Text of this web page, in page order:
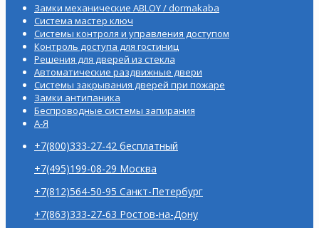
Замки механические ABLOY / dormakaba
Система мастер ключ
Системы контроля и управления доступом
Контроль доступа для гостиниц
Решения для дверей из стекла
Автоматические раздвижные двери
Системы закрывания дверей при пожаре
Замки антипаника
Беспроводные системы запирания
А-Я
+7(800)333-27-42 бесплатный
+7(495)199-08-29 Москва
+7(812)564-50-95 Санкт-Петербург
+7(863)333-27-63 Ростов-на-Дону